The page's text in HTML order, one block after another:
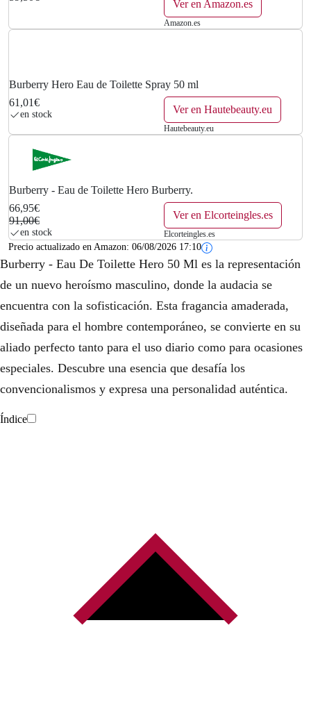
Ver en Amazon.es
Amazon.es
Burberry Hero Eau de Toilette Spray 50 ml
61,01€
en stock Ver en Hautebeauty.eu
Hautebeauty.eu
Burberry - Eau de Toilette Hero Burberry.
66,95€
91,00€
en stock
Ver en Elcorteingles.es
Elcorteingles.es
Precio actualizado en Amazon: 06/08/2026 17:10
Burberry - Eau De Toilette Hero 50 Ml es la representación
de un nuevo heroísmo masculino, donde la audacia se
encuentra con la sofisticación. Esta fragancia amaderada,
diseñada para el hombre contemporáneo, se convierte en su
aliado perfecto tanto para el uso diario como para ocasiones
especiales. Descubre una esencia que desafía los
convencionalismos y expresa una personalidad auténtica.
Índice